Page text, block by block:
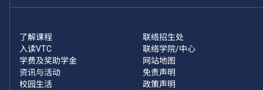
了解课程
入读VTC
学费及奖助学金
资讯与活动
校园生活
联络招生处
联络学院/中心
网站地图
免责声明
政策声明